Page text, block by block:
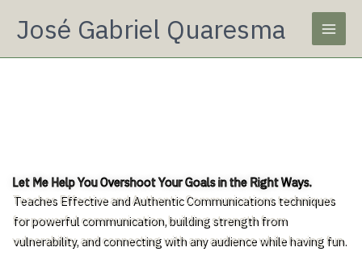
José Gabriel Quaresma
Main
Let Me Help You Overshoot Your Goals in the Right Ways.
Teaches Effective and Authentic Communications techniques
for powerful communication, building strength from
vulnerability, and connecting with any audience while having fun.